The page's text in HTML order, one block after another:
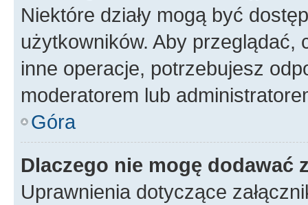
Niektóre działy mogą być
użytkowników. Aby
inne operacje, potrzebujesz
moderatorem lub
Góra
Dlaczego nie mogę dodawać
Uprawnienia dotyczące